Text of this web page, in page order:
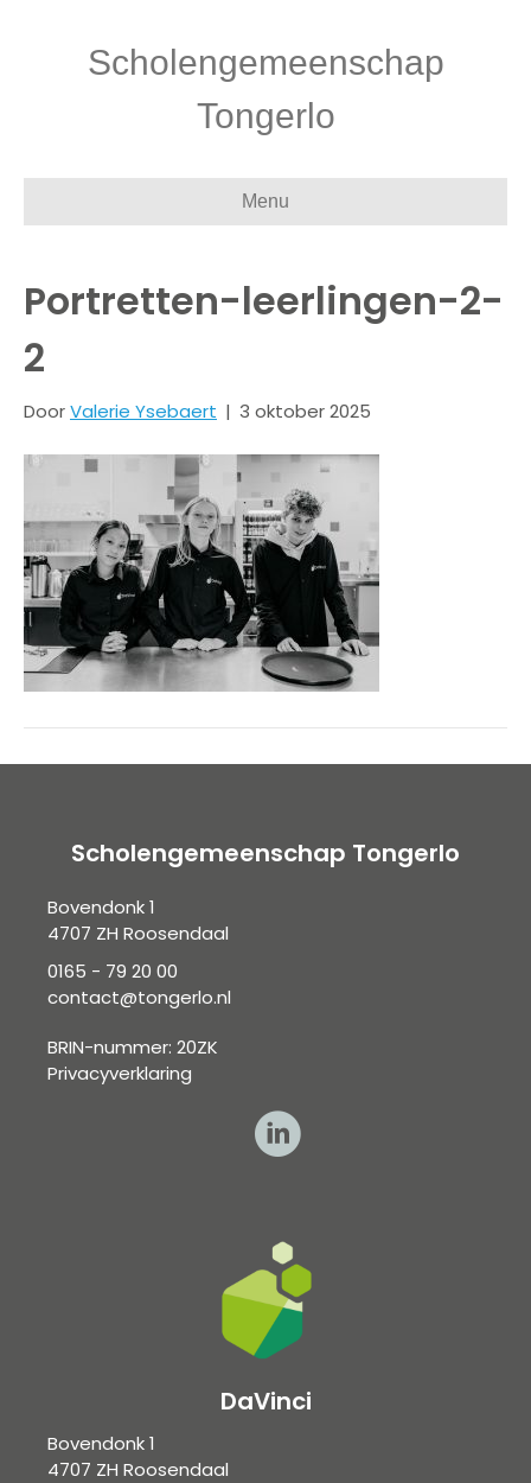
Scholengemeenschap
Tongerlo
Menu
Portretten-leerlingen-2-
2
DoorValerie Ysebaert | 3 oktober 2025
Scholengemeenschap Tongerlo
Bovendonk 1
4707 ZH Roosendaal
0165 - 79 20 00
contact@tongerlo.nl
BRIN-nummer: 20ZK
Privacyverklaring
DaVinci
Bovendonk 1
4707 ZH Roosendaal